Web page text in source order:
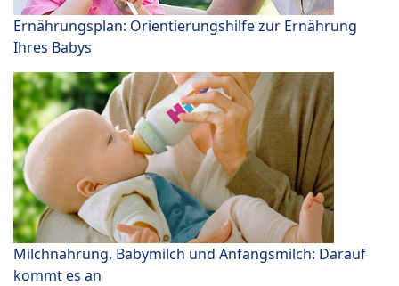
Ernährungsplan: Orientierungshilfe zur Ernährung
Ihres Babys
Milchnahrung, Babymilch und Anfangsmilch: Darauf
kommt es an